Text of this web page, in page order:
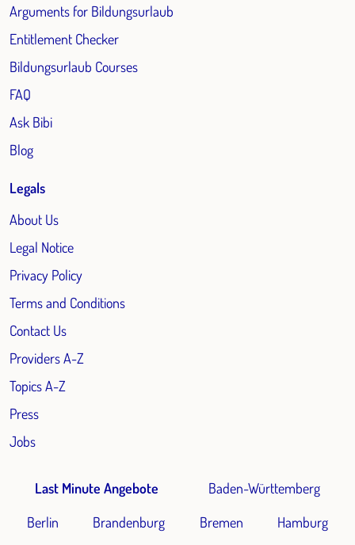
Arguments for Bildungsurlaub
Entitlement Checker
Bildungsurlaub Courses
FAQ
Ask Bibi
Blog
Legals
About Us
Legal Notice
Privacy Policy
Terms and Conditions
Contact Us
Providers A-Z
Topics A-Z
Press
Jobs
Last Minute Angebote
Baden-Württemberg
Berlin
Brandenburg Bremen Hamburg